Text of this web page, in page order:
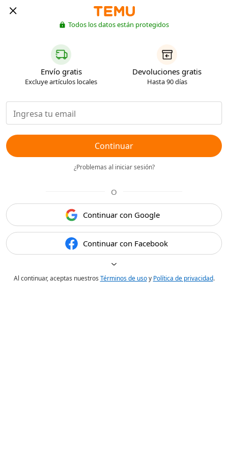
Todos los datos están protegidos
Envío gratis
Excluye artículos locales
Devoluciones gratis
Hasta 90 días
Continuar
¿Problemas al iniciar sesión?
O
Continuar con Google
Continuar con Facebook
Al continuar, aceptas nuestros Términos de usoy Política de privacidad.